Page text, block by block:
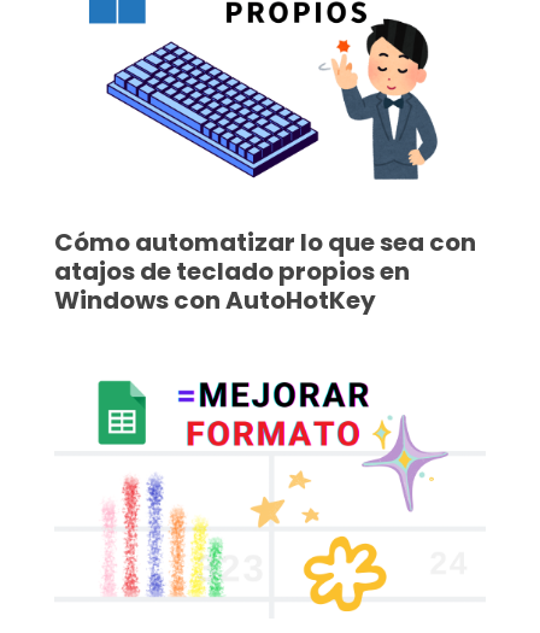
Cómo automatizar lo que sea con
atajos de teclado propios en
Windows con AutoHotKey